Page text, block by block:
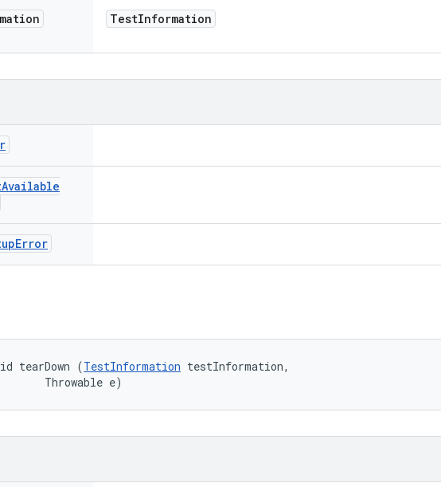
TestInformation
Available
Error
tearDown (TestInformation testInformation,
Throwable e)